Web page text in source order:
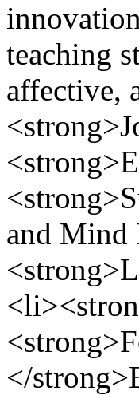
teaching
affective,
and Mind
</